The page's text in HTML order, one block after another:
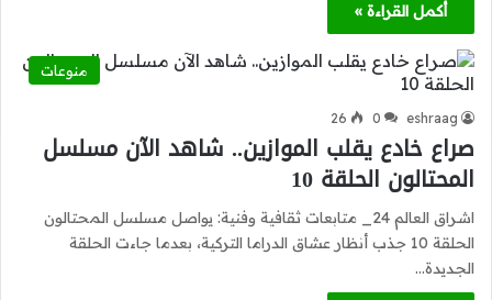
أكمل القراءة »
منوعات
eshraag
0
26
صراع خادع يقلب الموازين.. شاهد الآن مسلسل
المحتالون الحلقة 10
اشراق العالم 24_ متابعات ثقافية وفنية: يواصل مسلسل المحتالون
الحلقة 10 جذب أنظار عشاق الدراما التركية، بعدما جاءت الحلقة
الجديدة…